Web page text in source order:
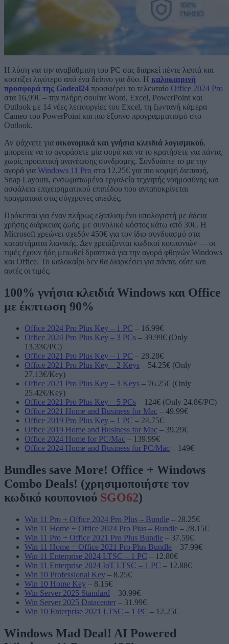
Η λύση για την αναβάθμιση του PC σας διαρκεί πέντε λεπτά και
κοστίζει λιγότερο από ένα δείπνο για δύο. Η καλοκαιρινή
προσφορά της Godeal24 προσφέρει το τελευταίο Office 2024 Pro
στα 16,99€ – την πλήρη σουίτα Word, Excel, PowerPoint και
Outlook με 14 νέες λειτουργίες του Excel, τη ζωντανή κάμερα
Cameo του PowerPoint και πιο έξυπνο προγραμματισμό στο
Outlook.
Αν ψάχνετε για οικονομικά και γνήσια κλειδιά λογισμικού,
μπορείτε να το αγοράσετε μία φορά και να το κρατήσετε για πάντα,
χωρίς προοπτική ανανέωσης συνδρομής. Συνδυάστε το με την
αγορά για Windows 11 Pro στα 12,25€ για πιο κομψή διεπαφή,
Snap Layouts, ενσωματωμένα εργαλεία τεχνητής νοημοσύνης και
ασφάλεια επιχειρηματικού επιπέδου που ανταποκρίνεται
πραγματικά στις σύγχρονες απειλές.
Πρόκειται για έναν πλήρως εξοπλισμένο υπολογιστή με άδεια
χρήσης διάρκειας ζωής, με συνολικό κόστος κάτω από 30€. Η
Microsoft χρεώνει σχεδόν 450€ για τον ίδιο συνδυασμό στα
καταστήματα λιανικής. Δεν χρειάζονται κωδικοί κουπονιών — οι
τιμές έχουν ήδη μειωθεί δραστικά για την αγορά φθηνών Windows
και Office. Το καλοκαίρι δεν θα διαρκέσει για πάντα, ούτε και
αυτές οι τιμές.
100% γνήσια κλειδιά Windows και Office
με έκπτωση 90%
Office 2024 Pro Plus Key – 1 PC – 16.99€
Office 2024 Pro Plus Key – 3 PCs – 39.99€ (Only
13.33€/PC)
Office 2021 Pro Plus Key – 1 PC – 28.28€
Office 2021 Pro Plus Key – 2 Keys – 54.25€ (Only
27.13€/Key)
Office 2021 Pro Plus Key – 3 Keys – 76.25€ (Only
25.42€/Key)
Office 2021 Pro Plus Key – 5 PCs – 124€ (Only 24.8€/PC)
Office 2021 Home and Business for Mac – 49.99€
Office 2019 Pro Plus Key – 1 PC – 24.75€
Office 2019 Home and Business for Mac – 39.29€
Office 2024 Home for PC/Mac – 139.99€
Office 2024 Home and Business for PC/Mac – 149€
Bundles save More! Office + Windows
Combo Deals! (χρησιμοποιήστε τον
κωδικό κουπονιού SGO62)
Win 11 Pro + Office 2024 Pro Plus – Bundle – 28.25€
Win 11 Home + Office 2024 Pro Plus – Bundle – 28.15€
Win 11 Pro + Office 2021 Pro Plus Bundle – 37.59€
Win 11 Home + Office 2021 Pro Plus Bundle – 37.99€
Win 11 Enterprise 2024 LTSC – 1 PC – 12.80€
Win 11 Enterprise 2024 IoT LTSC – 1 PC – 12.88€
Win 10 Professional Key – 8.25€
Win 10 Home Key – 8.15€
Win Server 2025 Standard – 30.99€
Win Server 2025 Datacenter – 31.99€
Win 10 Enterprise 2021 LTSC – 1 PC – 12.25€
Windows Mad Deal! AI Powered